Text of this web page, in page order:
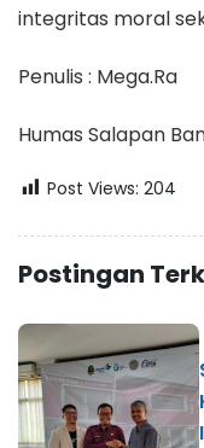
integritas moral
Penulis : Mega.Ra
Humas Salapan
Post Views: 204
Postingan